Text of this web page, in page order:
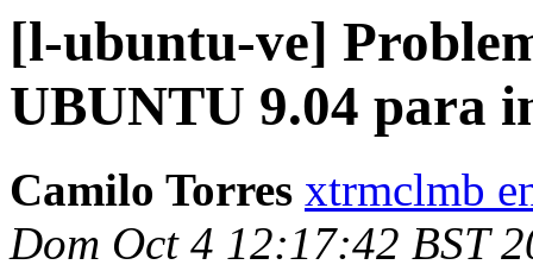
[l-ubuntu-ve]
UBUNTU 9.04 para
Camilo Torres xtrmclmb
Dom Oct 4 12:17:42 BST